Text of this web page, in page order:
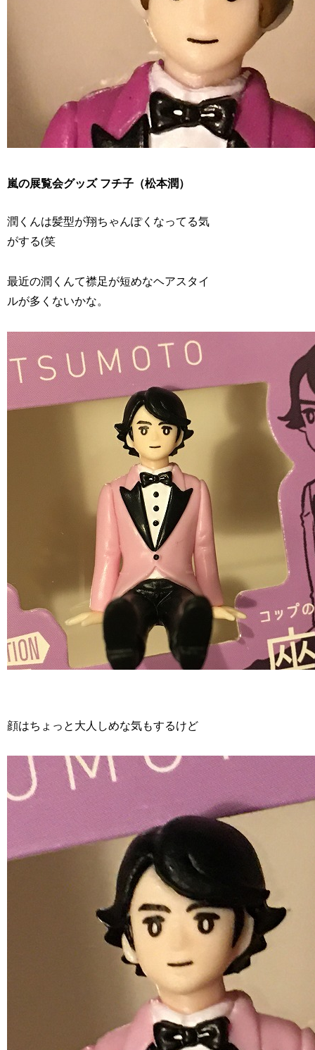
嵐の展覧会グッズ フチ子（松本潤）
潤くんは髪型が翔ちゃんぽくなってる気
がする(笑
最近の潤くんて襟足が短めなヘアスタイ
ルが多くないかな。
顔はちょっと大人しめな気もするけど